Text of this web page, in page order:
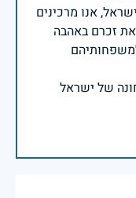
אנו מרכינים
את זכרם באהבה
של ישראל